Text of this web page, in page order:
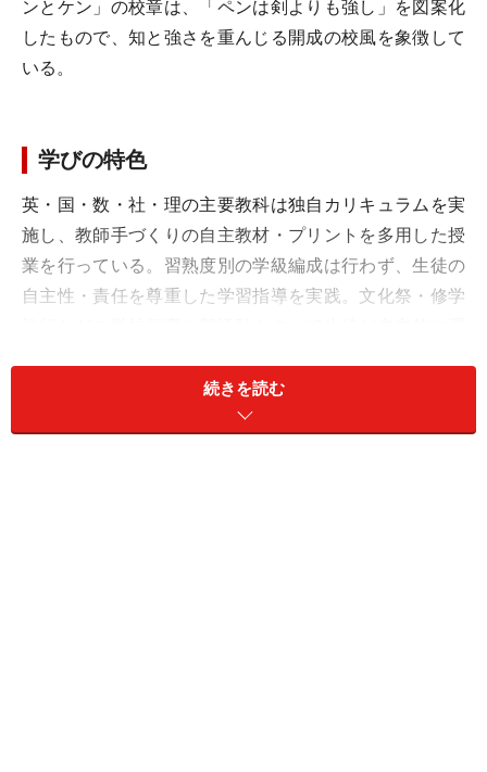
ンとケン」の校章は、「ペンは剣よりも強し」を図案化
したもので、知と強さを重んじる開成の校風を象徴して
いる。
学びの特色
英・国・数・社・理の主要教科は独自カリキュラムを実
施し、教師手づくりの自主教材・プリントを多用した授
業を行っている。習熟度別の学級編成は行わず、生徒の
自主性・責任を尊重した学習指導を実践。文化祭・修学
続きを読む